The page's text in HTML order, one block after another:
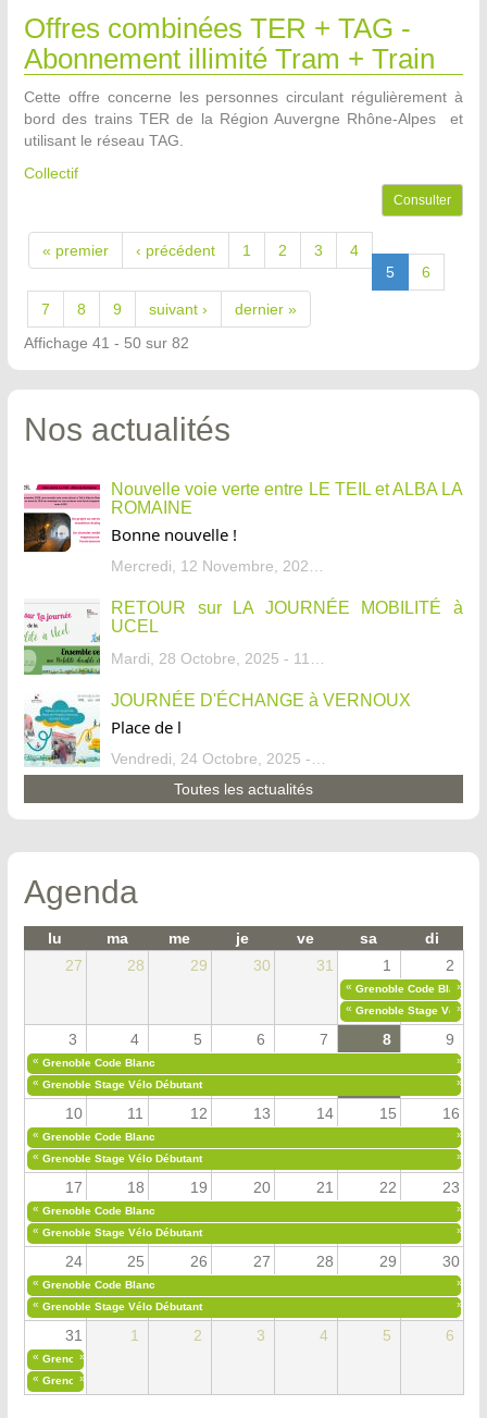
Offres combinées TER + TAG -
Abonnement illimité Tram + Train
Cette offre concerne les personnes circulant régulièrement à
bord des trains TER de la Région Auvergne Rhône-Alpes et
utilisant le réseau TAG.
Collectif
Consulter
« premier ‹ précédent 1 2 3
4
5
6
7 8 9 suivant ›
dernier »
Affichage 41 - 50 sur 82
Nos actualités
Nouvelle voie verte entre LE TEIL et ALBA LA
ROMAINE
Bonne nouvelle !
Mercredi, 12 Novembre, 2025 - 13:34
RETOUR sur LA JOURNÉE MOBILITÉ à
UCEL
Mardi, 28 Octobre, 2025 - 11:46
JOURNÉE D'ÉCHANGE à VERNOUX
Place de l
Vendredi, 24 Octobre, 2025 - 13:07
Toutes les actualités
Agenda
lu ma me je ve sa
di
27
28 29 30 31 1 2
« Grenoble Code Blanc
»
« Grenoble Stage Vélo
»
3 4 5 6 7 8 9
« Grenoble Code Blanc
»
« Grenoble Stage Vélo Débutant »
10 11 12 13 14 15 16
« Grenoble Code Blanc
»
« Grenoble Stage Vélo Débutant »
17 18 19 20 21 22 23
« Grenoble Code Blanc
»
« Grenoble Stage Vélo Débutant »
24 25 26 27 28 29 30
« Grenoble Code Blanc
»
« Grenoble Stage Vélo Débutant »
31 1 2 3 4 5 6
« Grenoble Code Blanc
»
« Grenoble Stage Vélo Débutant
»